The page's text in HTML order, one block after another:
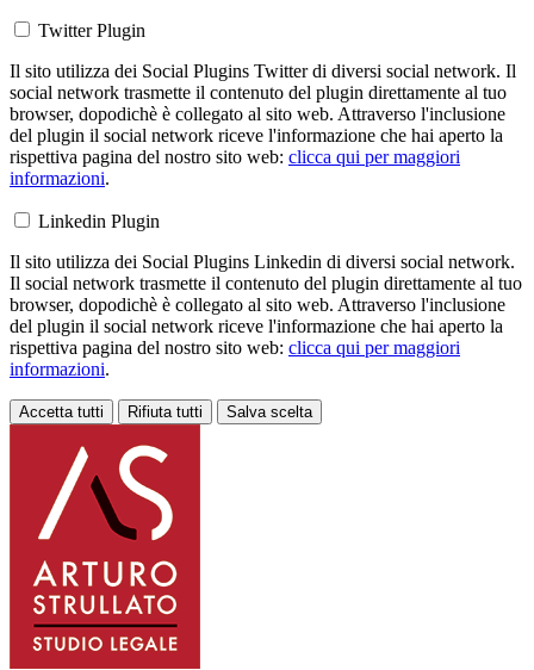
Twitter Plugin
Il sito utilizza dei Social Plugins Twitter di diversi social network. Il
social network trasmette il contenuto del plugin direttamente al tuo
browser, dopodichè è collegato al sito web. Attraverso l'inclusione
del plugin il social network riceve l'informazione che hai aperto la
rispettiva pagina del nostro sito web: clicca qui per maggiori
informazioni.
Linkedin Plugin
Il sito utilizza dei Social Plugins Linkedin di diversi social network.
Il social network trasmette il contenuto del plugin direttamente al tuo
browser, dopodichè è collegato al sito web. Attraverso l'inclusione
del plugin il social network riceve l'informazione che hai aperto la
rispettiva pagina del nostro sito web: clicca qui per maggiori
informazioni.
Accetta tutti Rifiuta tutti Salva scelta